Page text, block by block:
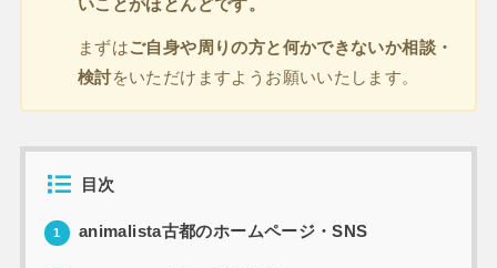
まずはご自身や周りの方と何かできないか相談・
検討をいただけますようお願いいたします。
目次
1 animalista古都のホームページ・SNS